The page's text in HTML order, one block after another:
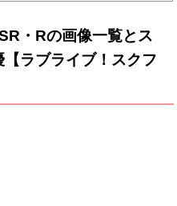
・Rの画像一覧とス
ラブライブ！スクフ